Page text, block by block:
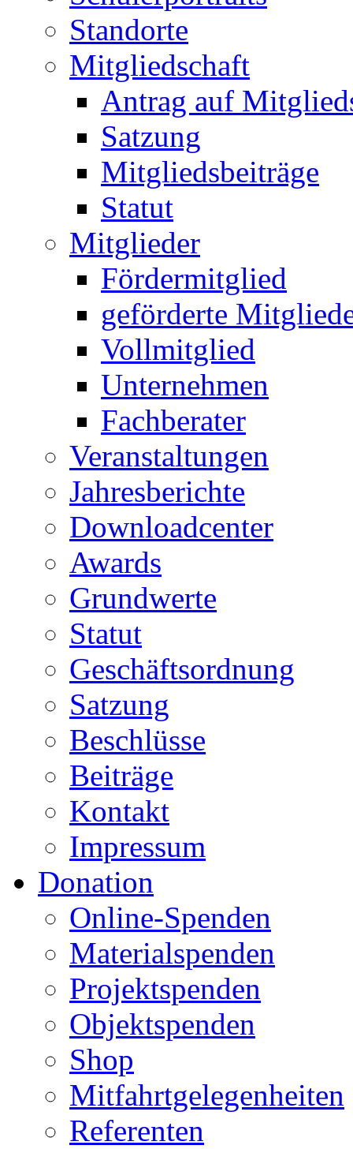
Standorte
Mitgliedschaft
Antrag auf
Satzung
Mitgliedsbeiträge
Statut
Mitglieder
Fördermitglied
geförderte
Vollmitglied
Unternehmen
Fachberater
Veranstaltungen
Jahresberichte
Downloadcenter
Awards
Grundwerte
Statut
Geschäftsordnung
Satzung
Beschlüsse
Beiträge
Kontakt
Impressum
Donation
Online-Spenden
Materialspenden
Projektspenden
Objektspenden
Shop
Mitfahrtgelegenheiten
Referenten